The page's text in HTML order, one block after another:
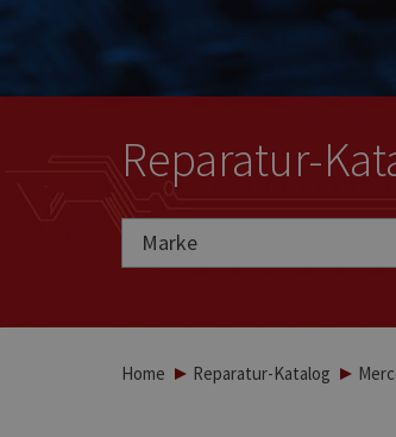
Reparatur-
MarkeMarke
Home Reparatur-Katalog